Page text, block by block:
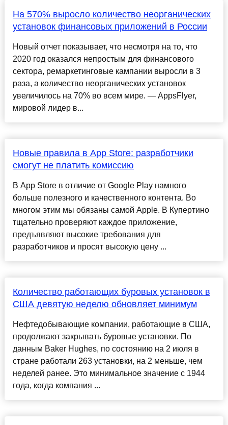
На 570% выросло количество неорганических
установок финансовых приложений в России
Новый отчет показывает, что несмотря на то, что
2020 год оказался непростым для финансового
сектора, ремаркетинговые кампании выросли в 3
раза, а количество неорганических установок
увеличилось на 70% во всем мире. — AppsFlyer,
мировой лидер в...
Новые правила в App Store: разработчики
смогут не платить комиссию
В App Store в отличие от Google Play намного
больше полезного и качественного контента. Во
многом этим мы обязаны самой Apple. В Купертино
тщательно проверяют каждое приложение,
предъявляют высокие требования для
разработчиков и просят высокую цену ...
Количество работающих буровых установок в
США девятую неделю обновляет минимум
Нефтедобывающие компании, работающие в США,
продолжают закрывать буровые установки. По
данным Baker Hughes, по состоянию на 2 июля в
стране работали 263 установки, на 2 меньше, чем
неделей ранее. Это минимальное значение с 1944
года, когда компания ...